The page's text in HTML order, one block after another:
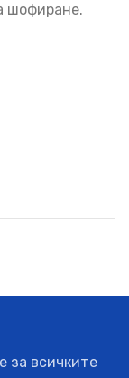
шофиране.
за всичките